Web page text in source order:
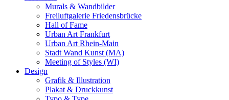
Murals & Wandbilder
Freiluftgalerie Friedensbrücke
Hall of Fame
Urban Art Frankfurt
Urban Art Rhein-Main
Stadt Wand Kunst (MA)
Meeting of Styles (WI)
Design
Grafik & Illustration
Plakat & Druckkunst